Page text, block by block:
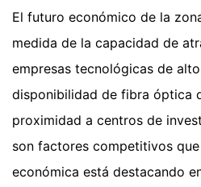
El futuro económico de la
medida de la capacidad de
empresas tecnológicas de
disponibilidad de fibra óptica
proximidad a centros de
son factores competitivos
económica está destacando